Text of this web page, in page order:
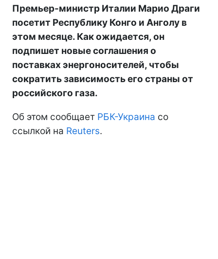
Премьер-министр Италии Марио Драги
посетит Республику Конго и Анголу в
этом месяце. Как ожидается, он
подпишет новые соглашения о
поставках энергоносителей, чтобы
сократить зависимость его страны от
российского газа.
Об этом сообщает РБК-Украина со
ссылкой на Reuters.